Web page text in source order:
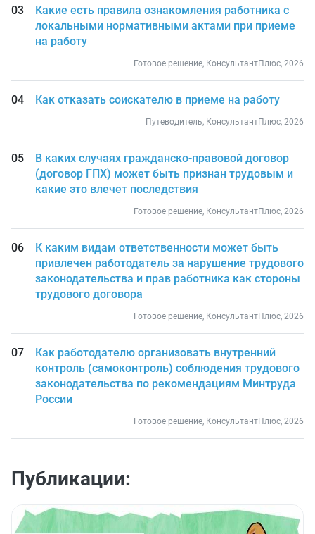
Какие есть правила ознакомления работника с
локальными нормативными актами при приеме
на работу
Готовое решение, КонсультантПлюс, 2026
Как отказать соискателю в приеме на работу
Путеводитель, КонсультантПлюс, 2026
В каких случаях гражданско-правовой договор
(договор ГПХ) может быть признан трудовым и
какие это влечет последствия
Готовое решение, КонсультантПлюс, 2026
К каким видам ответственности может быть
привлечен работодатель за нарушение трудового
законодательства и прав работника как стороны
трудового договора
Готовое решение, КонсультантПлюс, 2026
Как работодателю организовать внутренний
контроль (самоконтроль) соблюдения трудового
законодательства по рекомендациям Минтруда
России
Готовое решение, КонсультантПлюс, 2026
Публикации: